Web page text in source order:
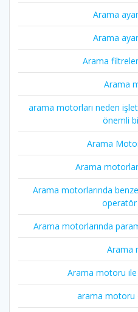
Arama
Arama
Arama
Arama
arama motorları neden
önemli
Arama
Arama
Arama motorlarında
operatör
Arama motorlarında
Arama
Arama motoru
arama motoru